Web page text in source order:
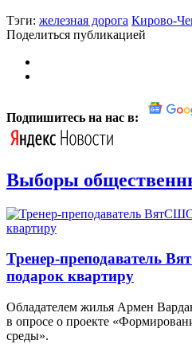
Тэги: железная дорога Кирово-
Поделиться публикацией
Подпишитесь на нас в:
Выборы
Тренер-преподаватель
подарок квартиру
Обладателем жилья Армен
в опросе о проекте
среды».